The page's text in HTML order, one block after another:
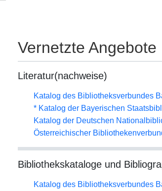
Vernetzte Angebote
Literatur(nachweise)
Katalog des Bibliotheksverbundes
* Katalog der Bayerischen
Katalog der Deutschen
Österreichischer
Bibliothekskataloge und
Katalog des Bibliotheksverbundes